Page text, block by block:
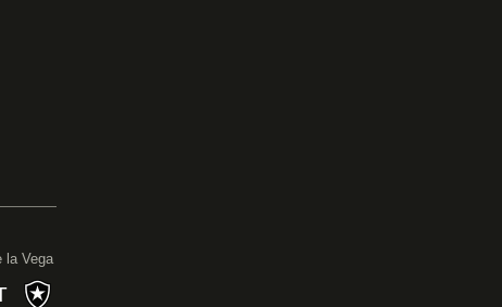
la Vega